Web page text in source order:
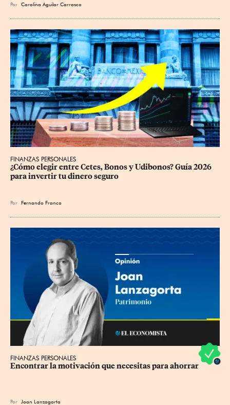
Por Carolina Aguilar Carrasco
FINANZAS PERSONALES
¿Cómo elegir entre Cetes, Bonos y Udibonos? Guía 2026
para invertir tu dinero seguro
Por Fernando Franco
FINANZAS PERSONALES
Encontrar la motivación que necesitas para ahorrar
Por Joan Lanzagorta